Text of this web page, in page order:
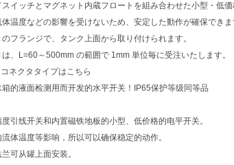
イッチとマグネット内蔵フロートを組み合わせた小型・低価
温度などの影響を受けないため、安定した動作が確保できま
フランジで、タンク上面から取り付けられます。
、L=60～500mm の範囲で 1mm 単位毎に受注いたします。
ネクタタイプはこちら
的液面检测用而开发的水平开关！IP65保护等级同等品
引线开关和内置磁铁地板的小型、低价格的电平开关。
体温度等影响，所以可以确保稳定的动作。
可从罐上面安装。